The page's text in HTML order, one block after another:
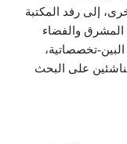
إلى رفد المكتبة
المشرق والفضاء
تخصصاتية،
على البحث